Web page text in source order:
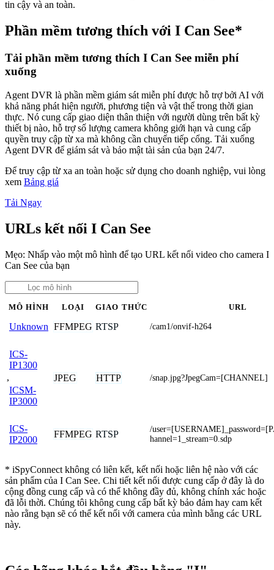
tin cậy và an toàn.
Phần mềm tương thích với I Can See*
Tải phần mềm tương thích I Can See miễn phí
xuống
Agent DVR là phần mềm giám sát miễn phí được hỗ trợ bởi AI với
khả năng phát hiện người, phương tiện và vật thể trong thời gian
thực. Nó cung cấp giao diện thân thiện với người dùng trên bất kỳ
thiết bị nào, hỗ trợ số lượng camera không giới hạn và cung cấp
quyền truy cập từ xa mà không cần chuyển tiếp cổng. Tải xuống
Agent DVR để giám sát và bảo mật tài sản của bạn 24/7.
Để truy cập từ xa an toàn hoặc sử dụng cho doanh nghiệp, vui lòng
xem Bảng giá
Tải Ngay
URLs kết nối I Can See
Mẹo: Nhấp vào một mô hình để tạo URL kết nối video cho camera I
Can See của bạn
MÔ HÌNH LOẠI GIAO THỨC URL
Unknown FFMPEG RTSP /cam1/onvif-h264
ICS-
IP1300
,
ICSM-
IP3000
JPEG HTTP /snap.jpg?JpegCam=[CHANNEL]
ICS-
IP2000
FFMPEG RTSP
/
hannel=1_stream=0.sdp
* iSpyConnect không có liên kết, kết nối hoặc liên hệ nào với các
sản phẩm của I Can See. Chi tiết kết nối được cung cấp ở đây là do
cộng đồng cung cấp và có thể không đầy đủ, không chính xác hoặc
đã lỗi thời. Chúng tôi không cung cấp bất kỳ bảo đảm hay cam kết
nào rằng bạn sẽ có thể kết nối với camera của mình bằng các URL
này.